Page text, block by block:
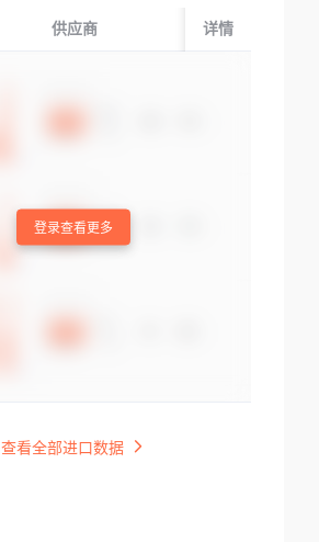
供应商 起运国/地区
详情
登录查看更多
查看全部进口数据